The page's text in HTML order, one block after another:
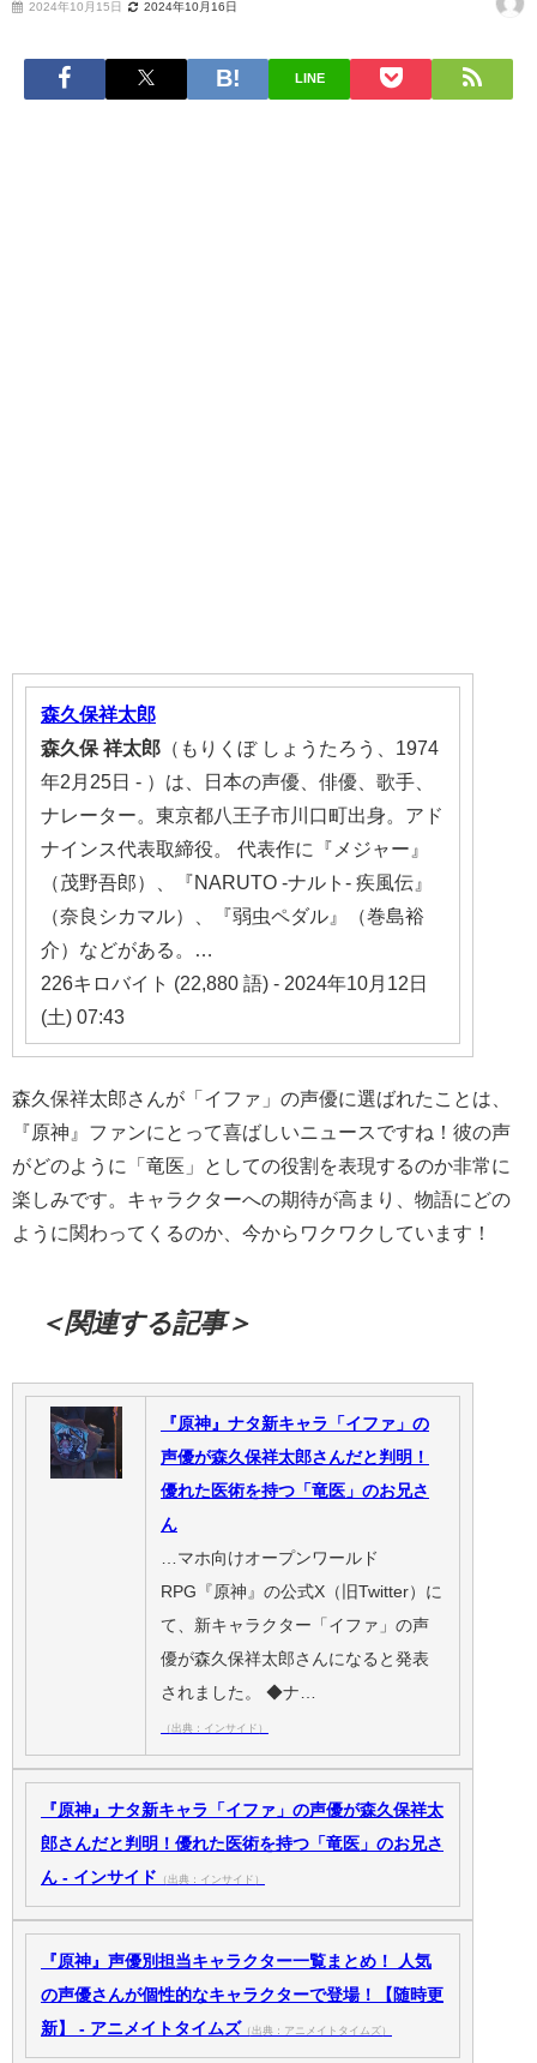
2024年10月15日 2024年10月16日
LINE
森久保祥太郎
森久保 祥太郎 （もりくぼ しょうたろう、1974
年2月25日 - ）は、日本の声優、俳優、歌手、
ナレーター。東京都八王子市川口町出身。アド
ナインス代表取締役。 代表作に『メジャー』
（茂野吾郎）、『NARUTO -ナルト- 疾風伝』
（奈良シカマル）、『弱虫ペダル』（巻島裕
介）などがある。…
226キロバイト (22,880 語) - 2024年10月12日
(土) 07:43
森久保祥太郎さんが「イファ」の声優に選ばれたことは、
『原神』ファンにとって喜ばしいニュースですね！彼の声
がどのように「竜医」としての役割を表現するのか非常に
楽しみです。キャラクターへの期待が高まり、物語にどの
ように関わってくるのか、今からワクワクしています！
＜関連する記事＞
『原神』ナタ新キャラ「イファ」の
声優が森久保祥太郎さんだと判明！
優れた医術を持つ「竜医」のお兄さ
ん
…マホ向けオープンワールド
RPG『原神』の公式X（旧Twitter）に
て、新キャラクター「イファ」の声
優が森久保祥太郎さんになると発表
されました。 ◆ナ…
（出典：インサイド）
『原神』ナタ新キャラ「イファ」の声優が森久保祥太
郎さんだと判明！優れた医術を持つ「竜医」のお兄さ
ん - インサイド
（出典：インサイド）
『原神』声優別担当キャラクター一覧まとめ！ 人気
の声優さんが個性的なキャラクターで登場！【随時更
新】 - アニメイトタイムズ （出典：アニメイトタイムズ）